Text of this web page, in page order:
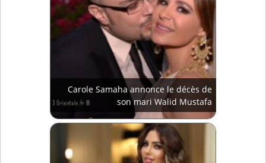
Carole Samaha annonce le décès de
son mari Walid Mustafa